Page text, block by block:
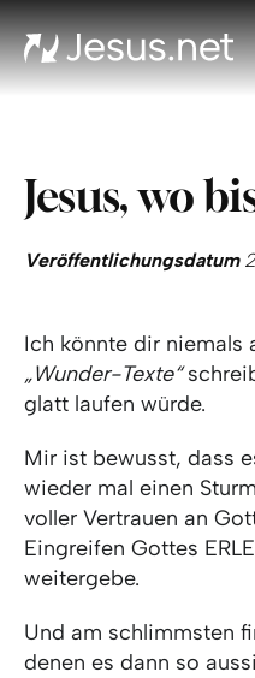
Jesus, wo
Veröffentlichungsdatum
Ich könnte dir niemals
„Wunder-Texte“
glatt laufen würde.
Mir ist bewusst, dass
wieder mal einen Sturm
voller Vertrauen an
Eingreifen Gottes
weitergebe.
Und am schlimmsten
denen es dann so